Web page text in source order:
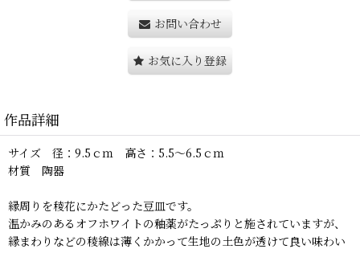
お問い合わせ
お気に入り登録
作品詳細
サイズ 径：9.5ｃｍ 高さ：5.5〜6.5ｃｍ
材質 陶器
縁周りを稜花にかたどった豆皿です。
温かみのあるオフホワイトの釉薬がたっぷりと施されていますが、
縁まわりなどの稜線は薄くかかって生地の土色が透けて良い味わい